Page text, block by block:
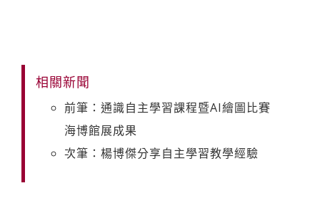
相關新聞
前筆：通識自主學習課程暨AI繪圖比賽
海博館展成果
次筆：楊博傑分享自主學習教學經驗